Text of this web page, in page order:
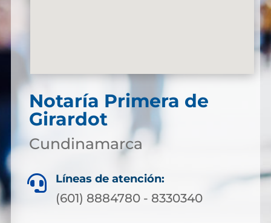
Notaría Primera de
Girardot
Cundinamarca
 Líneas de atención:
(601) 8884780 - 8330340